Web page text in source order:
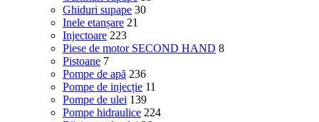
Ghiduri supape 30
Inele etanșare 21
Injectoare 223
Piese de motor SECOND HAND 8
Pistoane 7
Pompe de apă 236
Pompe de injecție 11
Pompe de ulei 139
Pompe hidraulice 224